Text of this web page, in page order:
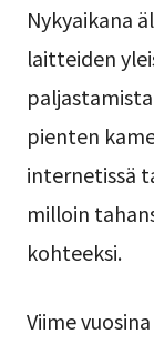
Nykyaikana
laitteiden
pienten
internetissä
milloin
kohteeksi.
Viime